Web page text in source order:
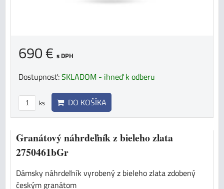
690 € s DPH
Dostupnosť:SKLADOM - ihneď k odberu
ks DO KOŠÍKA
Granátový náhrdeľník z bieleho zlata
2750461bGr
Dámsky náhrdeľník vyrobený z bieleho zlata zdobený
českým granátom